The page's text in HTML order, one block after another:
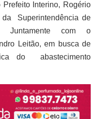
Interino, Rogério
da Superintendência de
Juntamente com o
Leitão, em busca de
do abastecimento